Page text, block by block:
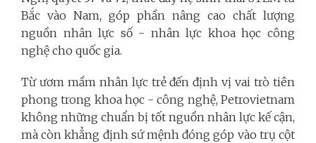
Bắc vào Nam, góp phần nâng cao chất lượng
nguồn nhân lực số - nhân lực khoa học công
nghệ cho quốc gia.
Từ ươm mầm nhân lực trẻ đến định vị vai trò tiên
phong trong khoa học - công nghệ, Petrovietnam
không những chuẩn bị tốt nguồn nhân lực kế cận,
mà còn khẳng định sứ mệnh đóng góp vào trụ cột